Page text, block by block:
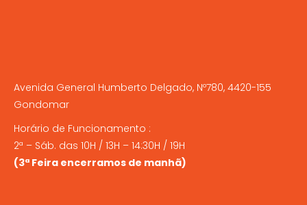
Avenida General Humberto Delgado, Nº780, 4420-155
Gondomar
Horário de Funcionamento :
2ª – Sáb. das 10H / 13H – 14:30H / 19H
(3ª Feira encerramos de manhã)